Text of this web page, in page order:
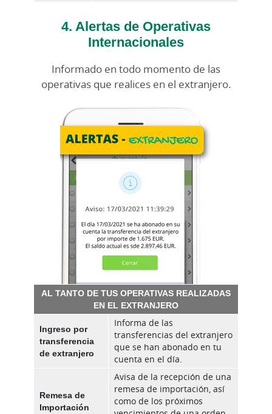
4. Alertas de Operativas
Internacionales
Informado en todo momento de las
operativas que realices en el extranjero.
AL TANTO DE TUS OPERATIVAS REALIZADAS
EN EL EXTRANJERO
Ingreso por
transferencia
de extranjero
Informa de las
transferencias del extranjero
que se han abonado en tu
cuenta en el día.
Remesa de
Importación
Avisa de la recepción de una
remesa de importación, así
como de los próximos